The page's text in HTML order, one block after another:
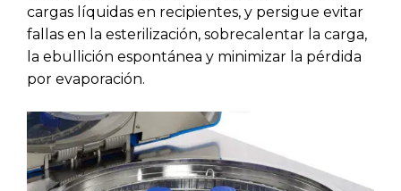
cargas líquidas en recipientes, y persigue evitar
fallas en la esterilización, sobrecalentar la carga,
la ebullición espontánea y minimizar la pérdida
por evaporación.